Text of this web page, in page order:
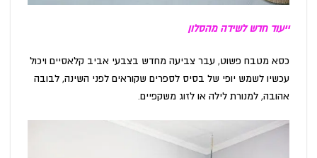
ייעוד חדש לשידה מהסלון
כסא מטבח פשוט, עבר צביעה מחדש בצבעי אביב קלאסיים ויכול
עכשיו לשמש יופי של בסיס לספרים שקוראים לפני השינה, לבובה
אהובה, למנורת לילה או לזוג משקפיים.